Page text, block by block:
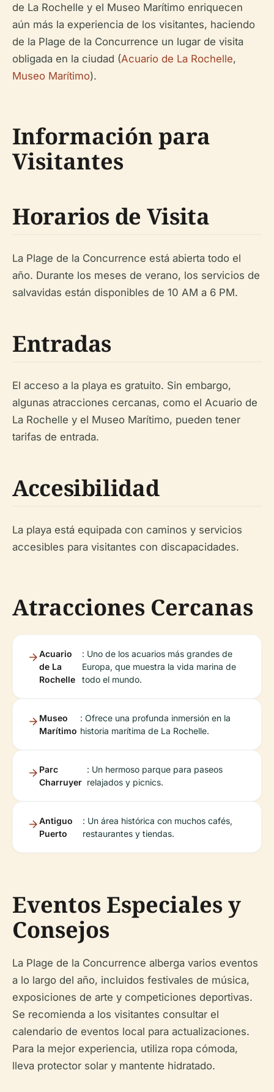
de La Rochelle y el Museo Marítimo enriquecen
aún más la experiencia de los visitantes, haciendo
de la Plage de la Concurrence un lugar de visita
obligada en la ciudad (Acuario de La Rochelle,
Museo Marítimo).
Información para
Visitantes
Horarios de Visita
La Plage de la Concurrence está abierta todo el
año. Durante los meses de verano, los servicios de
salvavidas están disponibles de 10 AM a 6 PM.
Entradas
El acceso a la playa es gratuito. Sin embargo,
algunas atracciones cercanas, como el Acuario de
La Rochelle y el Museo Marítimo, pueden tener
tarifas de entrada.
Accesibilidad
La playa está equipada con caminos y servicios
accesibles para visitantes con discapacidades.
Atracciones Cercanas
Acuario
de La
Rochelle
: Uno de los acuarios más grandes de
Europa, que muestra la vida marina de
todo el mundo.
Museo
Marítimo
: Ofrece una profunda inmersión en la
historia marítima de La Rochelle.
Parc
Charruyer
: Un hermoso parque para paseos
relajados y picnics.
Antiguo
Puerto
: Un área histórica con muchos cafés,
restaurantes y tiendas.
Eventos Especiales y
Consejos
La Plage de la Concurrence alberga varios eventos
a lo largo del año, incluidos festivales de música,
exposiciones de arte y competiciones deportivas.
Se recomienda a los visitantes consultar el
calendario de eventos local para actualizaciones.
Para la mejor experiencia, utiliza ropa cómoda,
lleva protector solar y mantente hidratado.